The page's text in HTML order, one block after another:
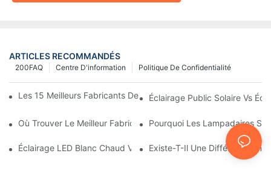
ARTICLES RECOMMANDÉS
Politique De Confidentialité
Centre D'information
200FAQ
Les 15 Meilleurs Fabricants De Lampadaires Solaires Au Monde
Éclairage Public Solaire Vs
Où Trouver Le Meilleur Fabricant De Lampadaires Solaires ?
Pourquoi Les Lampadaires
Éclairage LED Blanc Chaud Vs Blanc DouxExiste-T-Il Une Différence